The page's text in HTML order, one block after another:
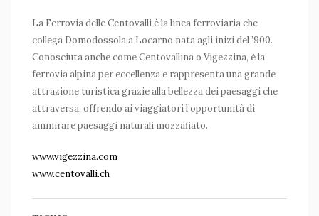
La Ferrovia delle Centovalli è la linea ferroviaria che
collega Domodossola a Locarno nata agli inizi del ’900.
Conosciuta anche come Centovallina o Vigezzina, è la
ferrovia alpina per eccellenza e rappresenta una grande
attrazione turistica grazie alla bellezza dei paesaggi che
attraversa, offrendo ai viaggiatori l’opportunità di
ammirare paesaggi naturali mozzafiato.
www.vigezzina.com
www.centovalli.ch